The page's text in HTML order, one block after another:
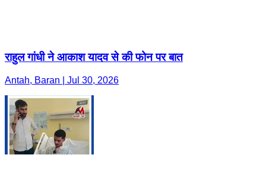
राहुल गांधी ने आकाश यादव से की फोन पर बात
Antah, Baran | Jul 30, 2026